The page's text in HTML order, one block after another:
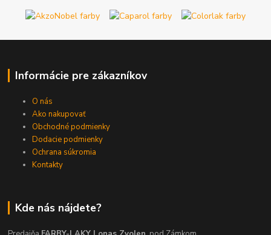
Informácie pre zákazníkov
O nás
Ako nakupovať
Obchodné podmienky
Dodacie podmienky
Ochrana súkromia
Kontakty
Kde nás nájdete?